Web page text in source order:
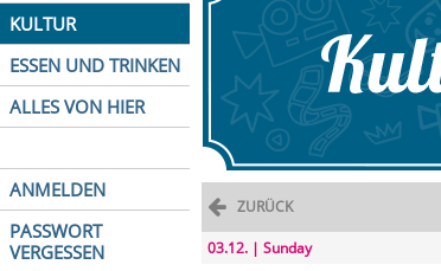
KULTUR
ESSEN UND TRINKEN
ALLES VON HIER
ANMELDEN
PASSWORT
VERGESSEN
ZURÜCK
03.12. | Sunday